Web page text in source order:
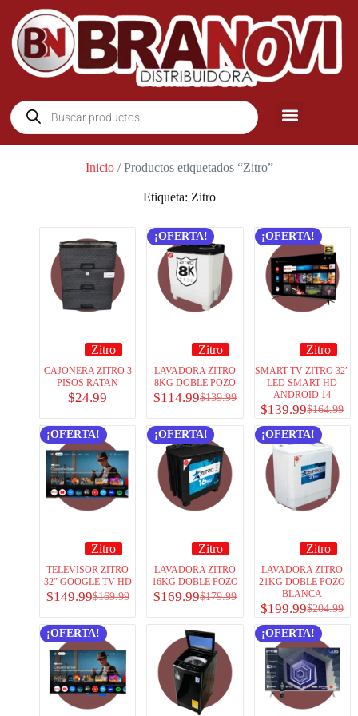
Inicio/ Productos etiquetados “Zitro”
Etiqueta: Zitro
Zitro
CAJONERA ZITRO 3
PISOS RATAN
$24.99
¡OFERTA!
Zitro
LAVADORA ZITRO
8KG DOBLE POZO
$139.99
$114.99
¡OFERTA!
Zitro
SMART TV ZITRO 32″
LED SMART HD
ANDROID 14
$164.99
$139.99
¡OFERTA!
Zitro
TELEVISOR ZITRO
32″ GOOGLE TV HD
$169.99
$149.99
¡OFERTA!
Zitro
LAVADORA ZITRO
16KG DOBLE POZO
$179.99
$169.99
¡OFERTA!
Zitro
LAVADORA ZITRO
21KG DOBLE POZO
BLANCA
$204.99
$199.99
¡OFERTA! ¡OFERTA!